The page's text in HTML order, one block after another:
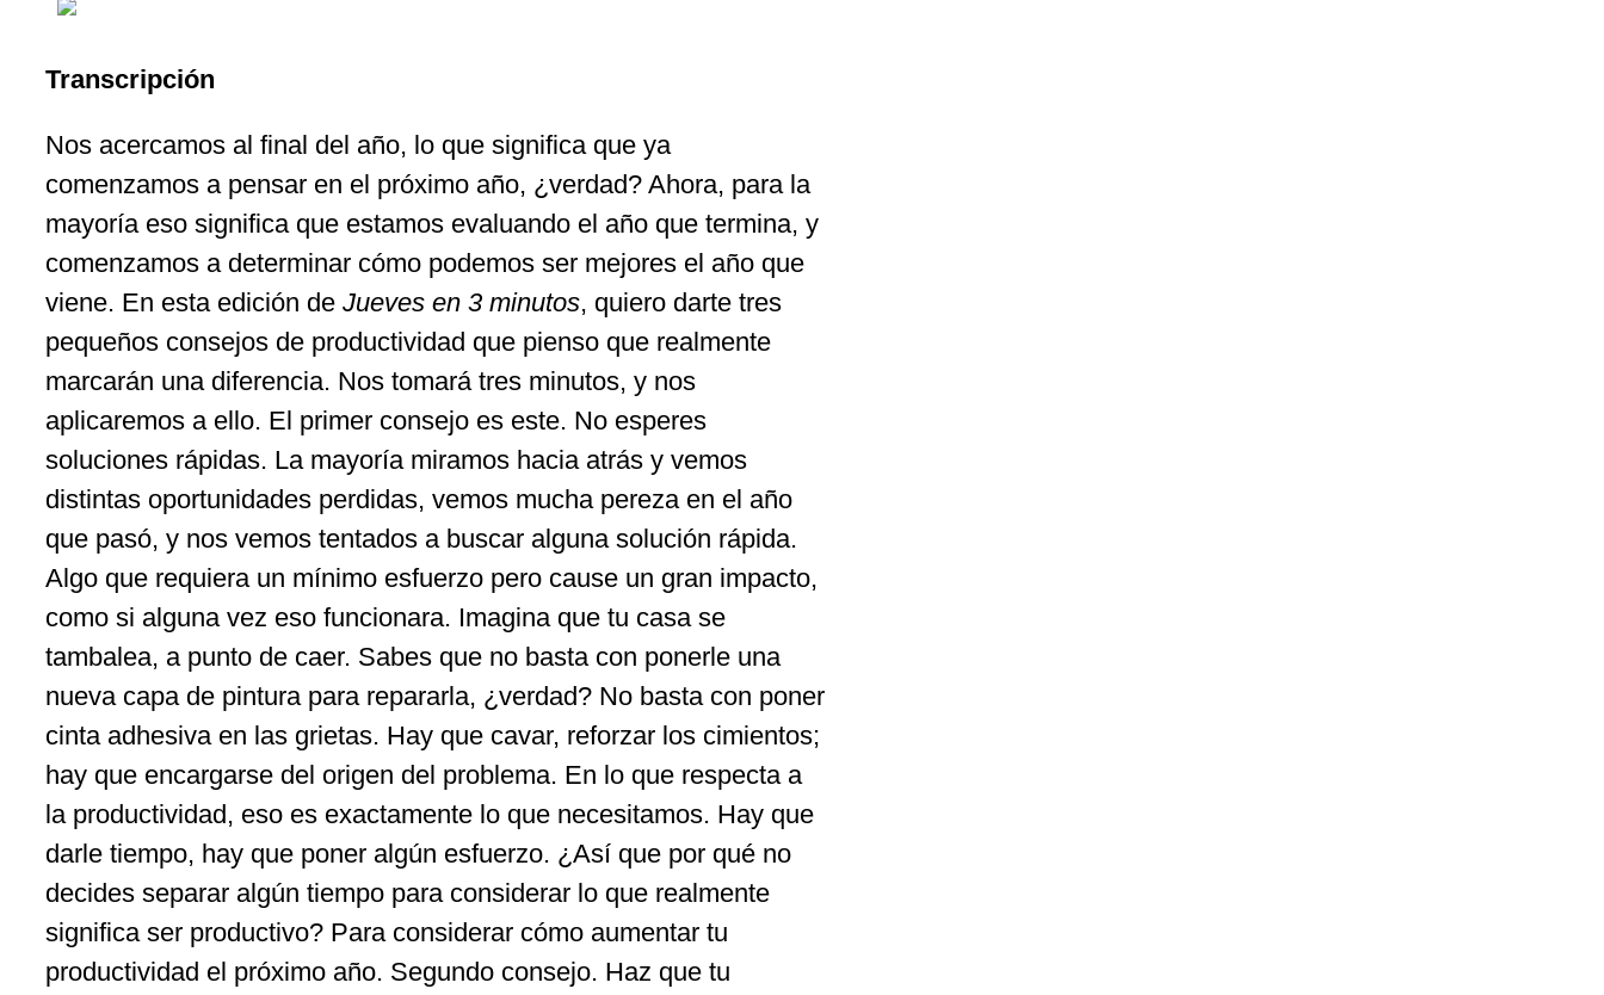
Transcripción
Nos acercamos al final del año, lo que significa que ya
comenzamos a pensar en el próximo año, ¿verdad? Ahora, para la
mayoría eso significa que estamos evaluando el año que termina, y
comenzamos a determinar cómo podemos ser mejores el año que
viene. En esta edición de Jueves en 3 minutos, quiero darte tres
pequeños consejos de productividad que pienso que realmente
marcarán una diferencia. Nos tomará tres minutos, y nos
aplicaremos a ello. El primer consejo es este. No esperes
soluciones rápidas. La mayoría miramos hacia atrás y vemos
distintas oportunidades perdidas, vemos mucha pereza en el año
que pasó, y nos vemos tentados a buscar alguna solución rápida.
Algo que requiera un mínimo esfuerzo pero cause un gran impacto,
como si alguna vez eso funcionara. Imagina que tu casa se
tambalea, a punto de caer. Sabes que no basta con ponerle una
nueva capa de pintura para repararla, ¿verdad? No basta con poner
cinta adhesiva en las grietas. Hay que cavar, reforzar los cimientos;
hay que encargarse del origen del problema. En lo que respecta a
la productividad, eso es exactamente lo que necesitamos. Hay que
darle tiempo, hay que poner algún esfuerzo. ¿Así que por qué no
decides separar algún tiempo para considerar lo que realmente
significa ser productivo? Para considerar cómo aumentar tu
productividad el próximo año. Segundo consejo. Haz que tu